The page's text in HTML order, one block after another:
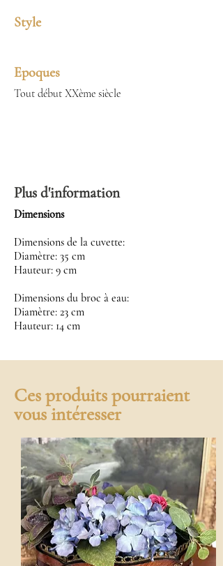
Style
Epoques
Tout début XXème siècle
Plus d'information
Dimensions
Dimensions de la cuvette:
Diamètre: 35 cm
Hauteur: 9 cm
Dimensions du broc à eau:
Diamètre: 23 cm
Hauteur: 14 cm
Ces produits pourraient
vous intéresser